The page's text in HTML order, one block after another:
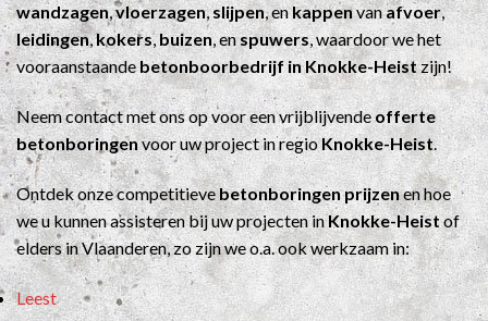
wandzagen,vloerzagen,slijpen, enkappenvanafvoer,
leidingen,kokers,buizen, enspuwers, waardoor we het
vooraanstaandebetonboorbedrijf in Knokke-Heistzijn!
Neem contact met ons op voor een vrijblijvendeofferte
betonboringenvoor uw project in regioKnokke-Heist.
Ontdek onze competitievebetonboringen prijzenen hoe
we u kunnen assisteren bij uw projecten inKnokke-Heistof
elders in Vlaanderen, zo zijn we o.a. ook werkzaam in:
Leest